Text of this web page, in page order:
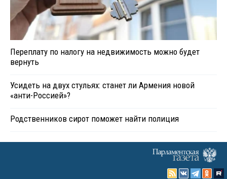
Переплату по налогу на недвижимость можно будет
вернуть
Усидеть на двух стульях: станет ли Армения новой
«анти-Россией»?
Родственников сирот поможет найти полиция